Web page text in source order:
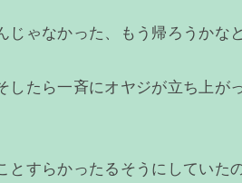
ゃなかった、もう帰ろうかな
したら一斉にオヤジが立ち上が
すらかったるそうにしていた